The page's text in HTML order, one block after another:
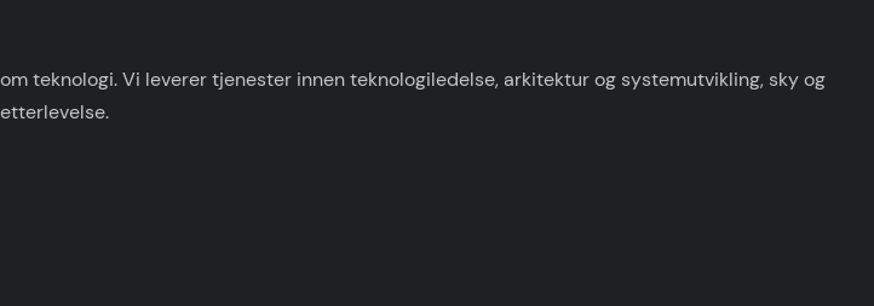
teknologi. Vi leverer tjenester innen teknologiledelse, arkitektur og systemutvikling, sky og